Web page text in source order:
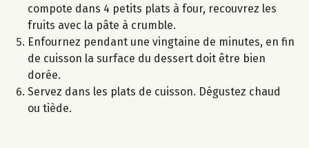
compote dans 4 petits plats à four, recouvrez les
fruits avec la pâte à crumble.
Enfournez pendant une vingtaine de minutes, en fin
de cuisson la surface du dessert doit être bien
dorée.
Servez dans les plats de cuisson. Dégustez chaud
ou tiède.